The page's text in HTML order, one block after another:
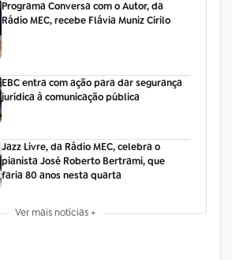
Programa Conversa com o Autor, da
Rádio MEC, recebe Flávia Muniz Cirilo
EBC entra com ação para dar segurança
jurídica à comunicação pública
Jazz Livre, da Rádio MEC, celebra o
pianista José Roberto Bertrami, que
faria 80 anos nesta quarta
Ver mais notícias +